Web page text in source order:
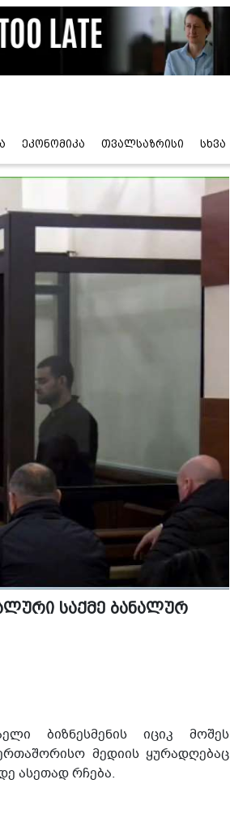
ეკონომიკა თვალსაზრისი სხვა
საქმე ბანალურ
ბიზნესმენის იციკ მოშეს
მედიის ყურადღებაც
ასეთად რჩება.